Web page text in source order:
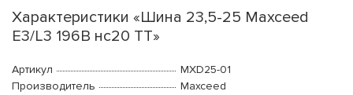
Характеристики «Шина 23,5-25 Maxceed
E3/L3 196B нс20 TT»
Артикул
MXD25-01
Производитель
Maxceed